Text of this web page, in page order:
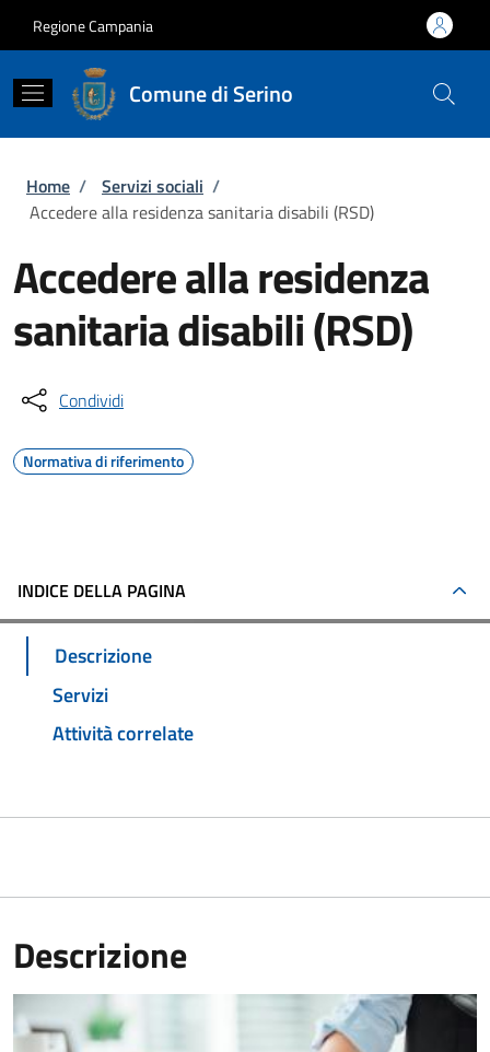
Regione Campania
Comune di Serino
Briciole di pane
Home / Servizi sociali /
Accedere alla residenza sanitaria disabili (RSD)
Accedere alla residenza
sanitaria disabili (RSD)
Condividi
Normativa di riferimento
INDICE DELLA PAGINA
Descrizione
Servizi
Attività correlate
Descrizione